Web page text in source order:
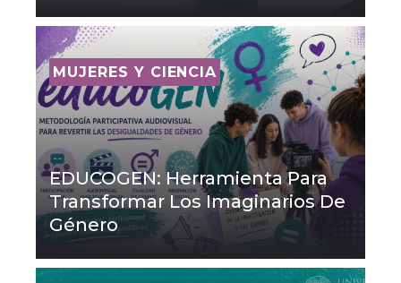
MUJERES Y CIENCIA
EDUCOGEN: Herramienta Para
Transformar Los Imaginarios De
Género